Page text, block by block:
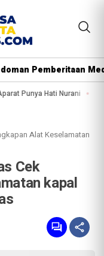
Pemberitaan
Nurani Massa Reuni
Alat Keselamatan
Cek
kapal